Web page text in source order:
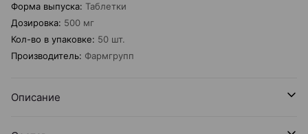
Форма выпуска: Таблетки
Дозировка: 500 мг
Кол-во в упаковке: 50 шт.
Производитель: Фармгрупп
Описание